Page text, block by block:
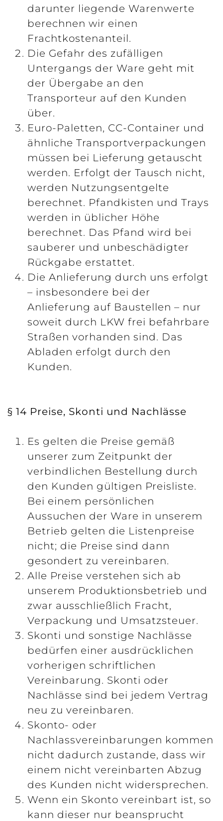
darunter liegende Warenwerte
berechnen wir einen
Frachtkostenanteil.
Die Gefahr des zufälligen
Untergangs der Ware geht mit
der Übergabe an den
Transporteur auf den Kunden
über.
Euro-Paletten, CC-Container und
ähnliche Transportverpackungen
müssen bei Lieferung getauscht
werden. Erfolgt der Tausch nicht,
werden Nutzungsentgelte
berechnet. Pfandkisten und Trays
werden in üblicher Höhe
berechnet. Das Pfand wird bei
sauberer und unbeschädigter
Rückgabe erstattet.
Die Anlieferung durch uns erfolgt
– insbesondere bei der
Anlieferung auf Baustellen – nur
soweit durch LKW frei befahrbare
Straßen vorhanden sind. Das
Abladen erfolgt durch den
Kunden.
§ 14 Preise, Skonti und Nachlässe
Es gelten die Preise gemäß
unserer zum Zeitpunkt der
verbindlichen Bestellung durch
den Kunden gültigen Preisliste.
Bei einem persönlichen
Aussuchen der Ware in unserem
Betrieb gelten die Listenpreise
nicht; die Preise sind dann
gesondert zu vereinbaren.
Alle Preise verstehen sich ab
unserem Produktionsbetrieb und
zwar ausschließlich Fracht,
Verpackung und Umsatzsteuer.
Skonti und sonstige Nachlässe
bedürfen einer ausdrücklichen
vorherigen schriftlichen
Vereinbarung. Skonti oder
Nachlässe sind bei jedem Vertrag
neu zu vereinbaren.
Skonto- oder
Nachlassvereinbarungen kommen
nicht dadurch zustande, dass wir
einem nicht vereinbarten Abzug
des Kunden nicht widersprechen.
Wenn ein Skonto vereinbart ist, so
kann dieser nur beansprucht